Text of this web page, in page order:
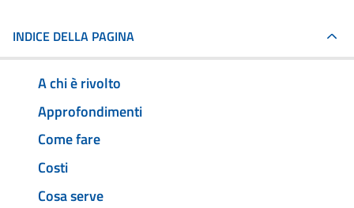
INDICE DELLA PAGINA
A chi è rivolto
Approfondimenti
Come fare
Costi
Cosa serve